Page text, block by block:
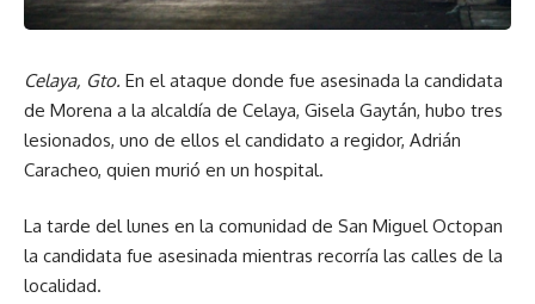
Celaya, Gto. En el ataque donde fue asesinada la candidata
de Morena a la alcaldía de Celaya, Gisela Gaytán, hubo tres
lesionados, uno de ellos el candidato a regidor, Adrián
Caracheo, quien murió en un hospital.
La tarde del lunes en la comunidad de San Miguel Octopan
la candidata fue asesinada mientras recorría las calles de la
localidad.